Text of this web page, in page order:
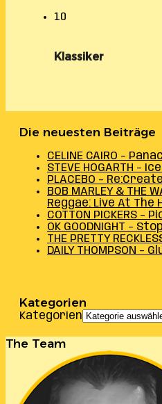
10
Klassiker
Die neuesten Beiträge
CELINE CAIRO –
STEVE HOGARTH –
PLACEBO –
BOB MARLEY & THE
Reggae: Live At The
COTTON PICKERS –
OK GOODNIGHT –
THE PRETTY
DAILY THOMPSON –
Kategorien
Kategorien
The Team